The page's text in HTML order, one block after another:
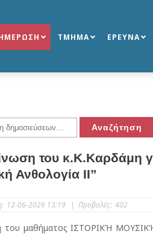
ΤΜΗΜΑ ΕΡΕΥΝΑ
του κ.Κ.Καρδάμη
Ανθολογία ΙΙ”
12-06-2026 13:19 | Προβολές: 402
του μαθήματος ΙΣΤΟΡΙΚΉ